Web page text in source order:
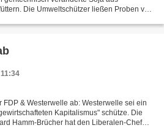
Die Umweltschützer ließen Proben von
FDP & Westerwelle ab: Westerwelle sei ein
Kapitalismus" schütze. Die
Hamm-Brücher hat den Liberalen-Chef